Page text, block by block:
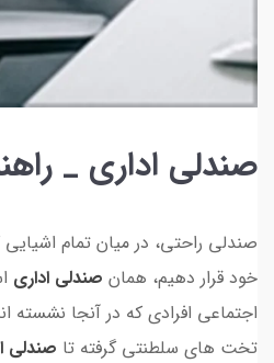
صندلی اداری _
صندلی راحتی، در میان تمام اشیایی
خود قرار دهیم، همان صندلی اداری
اجتماعی افرادی که در آنجا
تخت های سلطنتی گرفته تا صندلی